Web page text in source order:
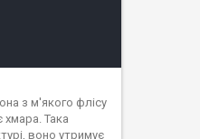
з м'якого флісу
хмара. Така
воно утримує